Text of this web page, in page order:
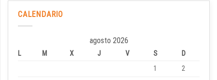
CALENDARIO
agosto 2026
L M X J V S
D
1
2